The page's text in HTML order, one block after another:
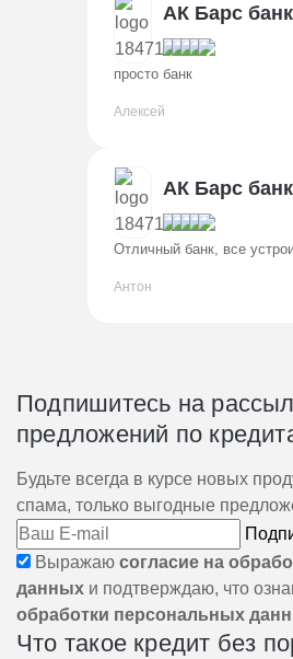
АК Барс банк
просто банк
Алексей
АК Барс банк
Отличный банк, все
Антон
Подпишитесь на
предложений по
Будьте всегда в курсе новых
спама, только выгодные
Выражаю согласие на
данных и подтверждаю, что
обработки персональных
Что такое кредит без